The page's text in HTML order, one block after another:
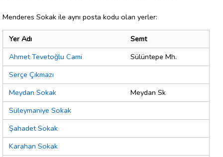
Menderes Sokak ile aynı posta kodu olan yerler:
Yer Adı
Semt
Ahmet Tevetoğlu Cami
Sülüntepe Mh.
Serçe Çıkmazı
Meydan Sokak
Meydan Sk
Süleymaniye Sokak
Şahadet Sokak
Karahan Sokak